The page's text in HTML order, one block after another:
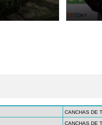
CANCHAS DE
CANCHAS DE